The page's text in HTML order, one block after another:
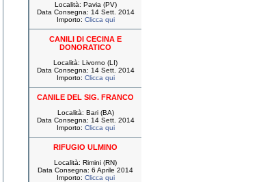
Località: Pavia (PV)
Data Consegna: 14 Sett. 2014
Importo: Clicca qui
CANILI DI CECINA E
DONORATICO
Località: Livorno (LI)
Data Consegna: 14 Sett. 2014
Importo: Clicca qui
CANILE DEL SIG. FRANCO
Località: Bari (BA)
Data Consegna: 14 Sett. 2014
Importo: Clicca qui
RIFUGIO ULMINO
Località: Rimini (RN)
Data Consegna: 6 Aprile 2014
Importo: Clicca qui